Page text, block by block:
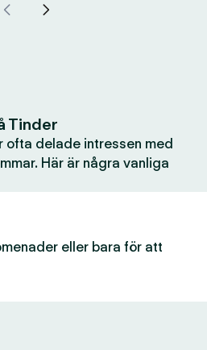
Tinder
ofta delade intressen med
Här är några vanliga
eller bara för att